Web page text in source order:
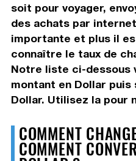
soit pour voyager,
des achats par
importante et plus il
connaître le taux de
Notre liste ci-dessous
montant en Dollar
Dollar. Utilisez la pour
COMMENT
COMMENT